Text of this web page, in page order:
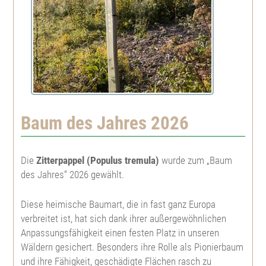
Blaufichte
Sitkafichte
Murrayskiefer
Zwergkiefer
Schwarzkiefer
Kalabrische Kiefer
Stieleiche
Roteiche
Traubeneiche
Mehlbeere
Elsbeere
Speierling
Abies koreana
Cedrus atlantica
Cedrus libani
Pfaffenhüttchen
Fächerblattbaum
Sanddorn
Heckenkirsche
Mahonie
Wildapfel
Baum des Jahres 2026
Die Zitterpappel (Populus tremula) wurde zum „Baum
des Jahres“ 2026 gewählt.
Diese heimische Baumart, die in fast ganz Europa
verbreitet ist, hat sich dank ihrer außergewöhnlichen
Anpassungsfähigkeit einen festen Platz in unseren
Wäldern gesichert. Besonders ihre Rolle als Pionierbaum
und ihre Fähigkeit, geschädigte Flächen rasch zu